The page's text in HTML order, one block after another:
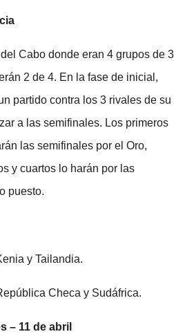
Cabo donde eran 4 grupos de 3
2 de 4. En la fase de inicial,
partido contra los 3 rivales de su
a las semifinales. Los primeros
las semifinales por el Oro,
y cuartos lo harán por las
puesto.
y Tailandia.
Checa y Sudáfrica.
– 11 de abril